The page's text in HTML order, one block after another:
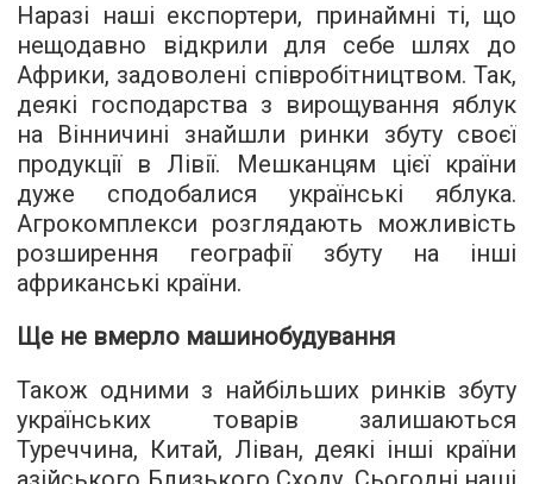
Наразі наші експортери, принаймні ті, що
нещодавно відкрили для себе шлях до
Африки, задоволені співробітництвом. Так,
деякі господарства з вирощування яблук
на Вінничині знайшли ринки збуту своєї
продукції в Лівії. Мешканцям цієї країни
дуже сподобалися українські яблука.
Агрокомплекси розглядають можливість
розширення географії збуту на інші
африканські країни.
Ще не вмерло машинобудування
Також одними з найбільших ринків збуту
українських товарів залишаються
Туреччина, Китай, Ліван, деякі інші країни